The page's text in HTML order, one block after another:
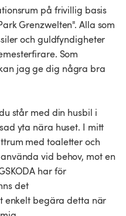
på frivillig basis
Grenzwelten". Alla som
och guldfyndigheter
Som
jag ge dig några bra
står med din husbil i
yta nära huset. I mitt
med toaletter och
vid behov, mot en
har för
det
enkelt begära detta när